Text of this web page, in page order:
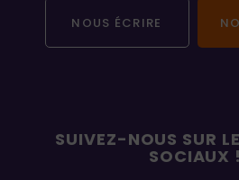
NOUS ÉCRIRE
SUIVEZ-NOUS SUR
SOCIAUX !